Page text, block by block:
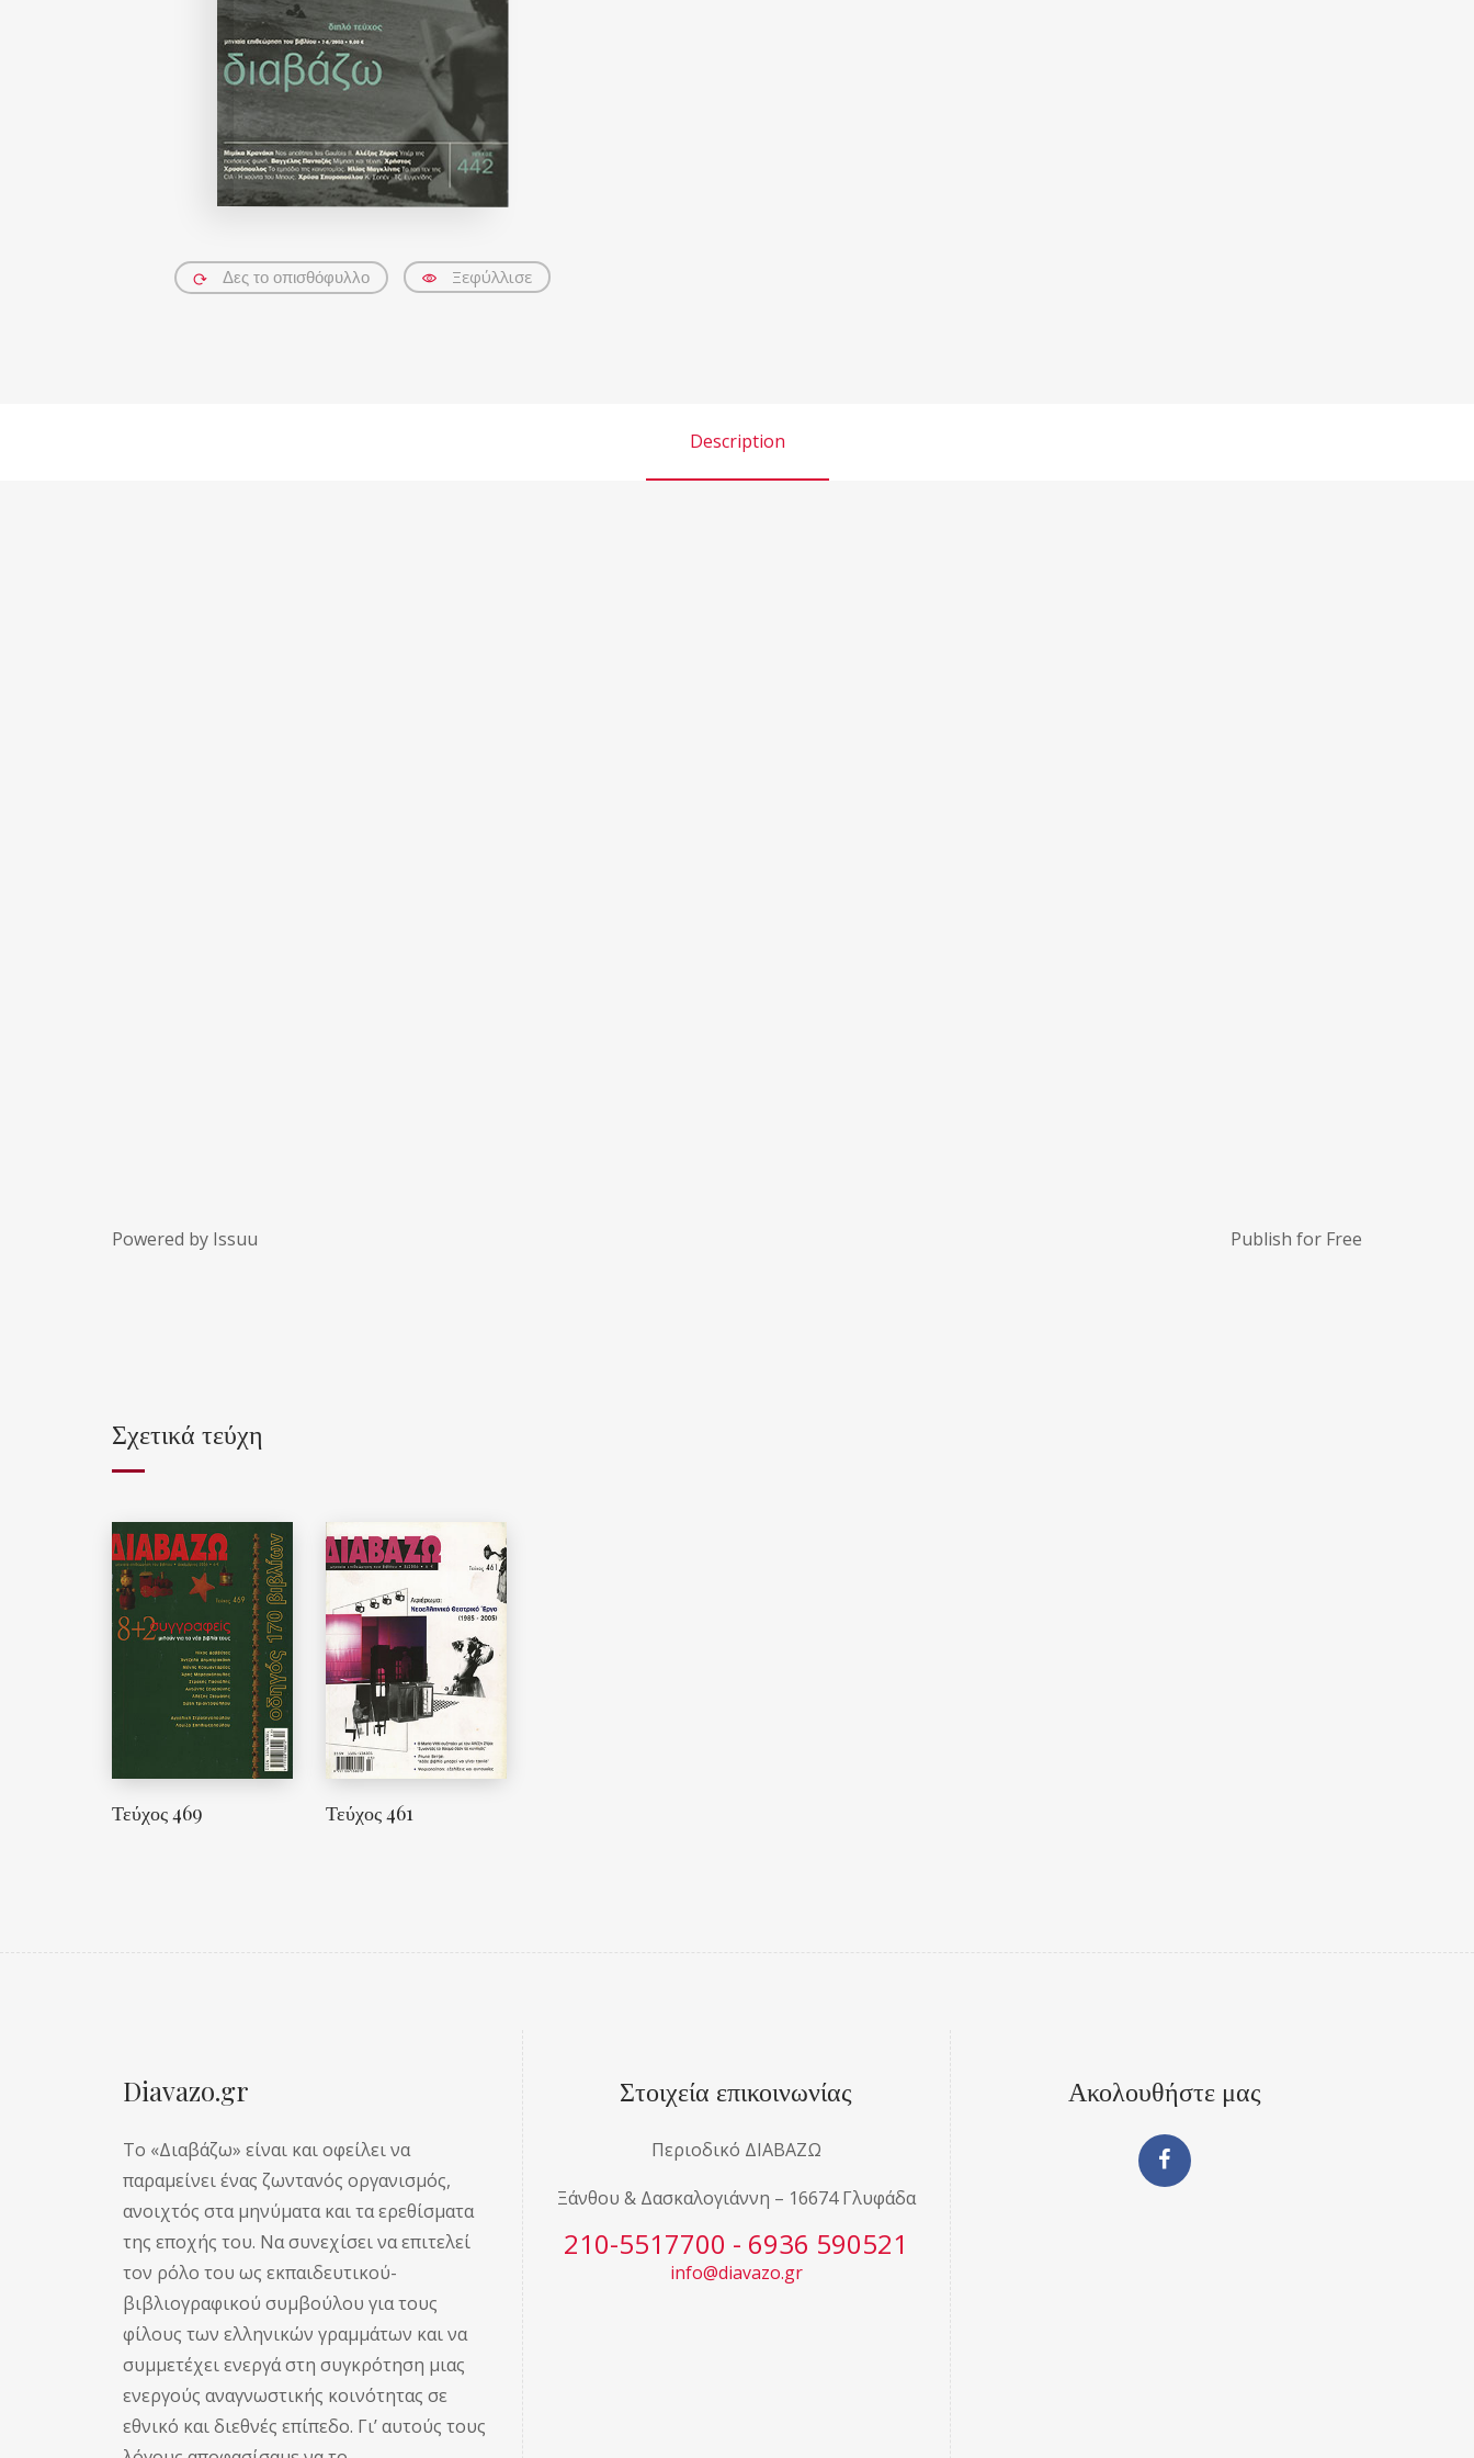
Δες το οπισθόφυλλο Ξεφύλλισε
Description
Powered by Issuu Publish for Free
Σχετικά τεύχη
Τεύχος 469 Τεύχος 461
Diavazo.gr
Το «Διαβάζω» είναι και οφείλει να
παραμείνει ένας ζωντανός οργανισμός,
ανοιχτός στα μηνύματα και τα ερεθίσματα
της εποχής του. Να συνεχίσει να επιτελεί
τον ρόλο του ως εκπαιδευτικού-
βιβλιογραφικού συμβούλου για τους
φίλους των ελληνικών γραμμάτων και να
συμμετέχει ενεργά στη συγκρότηση μιας
ενεργούς αναγνωστικής κοινότητας σε
εθνικό και διεθνές επίπεδο. Γι’ αυτούς τους
Στοιχεία επικοινωνίας
Περιοδικό ΔΙΑΒΑΖΩ
Ξάνθου & Δασκαλογιάννη – 16674 Γλυφάδα
210-5517700 - 6936 590521
info@diavazo.gr
Ακολουθήστε μας